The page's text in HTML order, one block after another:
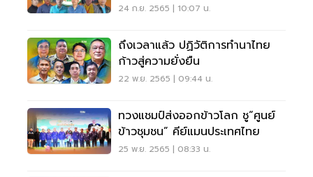
24 ก.ย. 2565 | 10:07 น.
ถึงเวลาแล้ว ปฏิวัติการทำนาไทย
ก้าวสู่ความยั่งยืน
22 พ.ย. 2565 | 09:44 น.
ทวงแชมป์ส่งออกข้าวโลก ชู“ศูนย์
ข้าวชุมชน” คีย์แมนประเทศไทย
25 พ.ย. 2565 | 08:33 น.